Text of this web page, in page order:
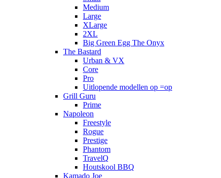
Medium
Large
XLarge
2XL
Big Green Egg The Onyx
The Bastard
Urban & VX
Core
Pro
Uitlopende modellen op =op
Grill Guru
Prime
Napoleon
Freestyle
Rogue
Prestige
Phantom
TravelQ
Houtskool BBQ
Kamado Joe